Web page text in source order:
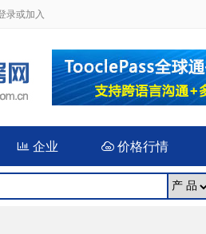
录或加入
 企业 价格行情